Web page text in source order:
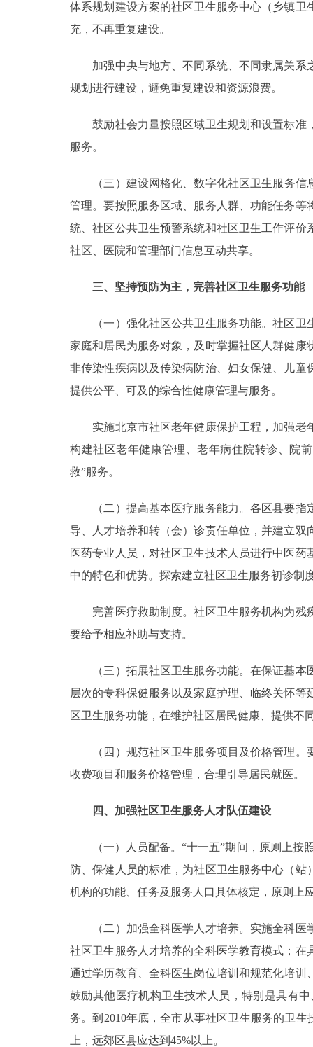
体系规划建设方案的社区卫生服务中心（乡镇
充，不再重复建设。
加强中央与地方、不同系统、不同隶属关系
规划进行建设，避免重复建设和资源浪费。
鼓励社会力量按照区域卫生规划和设置标准
服务。
（三）建设网格化、数字化社区卫生服务信
管理。要按照服务区域、服务人群、功能任务
统、社区公共卫生预警系统和社区卫生工作评
社区、医院和管理部门信息互动共享。
三、坚持预防为主，完善社区卫生服务功能
（一）强化社区公共卫生服务功能。社区卫
家庭和居民为服务对象，及时掌握社区人群健
非传染性疾病以及传染病防治、妇女保健、儿
提供公平、可及的综合性健康管理与服务。
实施北京市社区老年健康保护工程，加强老
构建社区老年健康管理、老年病住院转诊、院
救”服务。
（二）提高基本医疗服务能力。各区县要指
导、人才培养和转（会）诊责任单位，并建立
医药专业人员，对社区卫生技术人员进行中医
中的特色和优势。探索建立社区卫生服务初诊制
完善医疗救助制度。社区卫生服务机构为残
要给予相应补助与支持。
（三）拓展社区卫生服务功能。在保证基本
层次的专科保健服务以及家庭护理、临终关怀
区卫生服务功能，在维护社区居民健康、提供不
（四）规范社区卫生服务项目及价格管理。
收费项目和服务价格管理，合理引导居民就医。
四、加强社区卫生服务人才队伍建设
（一）人员配备。“十一五”期间，原则上按照
防、保健人员的标准，为社区卫生服务中心（
机构的功能、任务及服务人口具体核定，原则上
（二）加强全科医学人才培养。实施全科医
社区卫生服务人才培养的全科医学教育模式；
通过学历教育、全科医生岗位培训和规范化培
鼓励其他医疗机构卫生技术人员，特别是具有
务。到2010年底，全市从事社区卫生服务的卫
上，远郊区县应达到45%以上。